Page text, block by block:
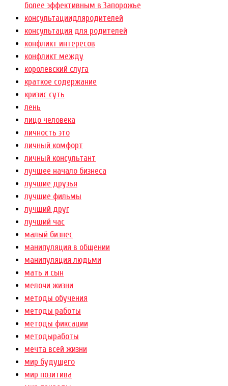
более эффективным в Запорожье
консультациидляродителей
консультация для родителей
конфликт интересов
конфликт между
королевский слуга
краткое содержание
кризис суть
лень
лицо человека
личность это
личный комфорт
личный консультант
лучшее начало бизнеса
лучшие друзья
лучшие фильмы
лучший друг
лучший час
малый бизнес
манипуляция в общении
манипуляция людьми
мать и сын
мелочи жизни
методы обучения
методы работы
методы фиксации
методыработы
мечта всей жизни
мир будущего
мир позитива